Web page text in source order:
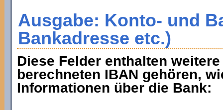
Ausgabe: Konto- und
Bankadresse etc.)
Diese Felder enthalten
berechneten IBAN gehören,
Informationen über die Bank: